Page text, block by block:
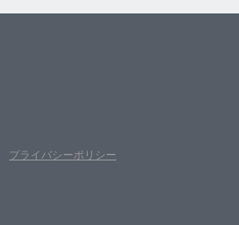
プライバシーポリシー